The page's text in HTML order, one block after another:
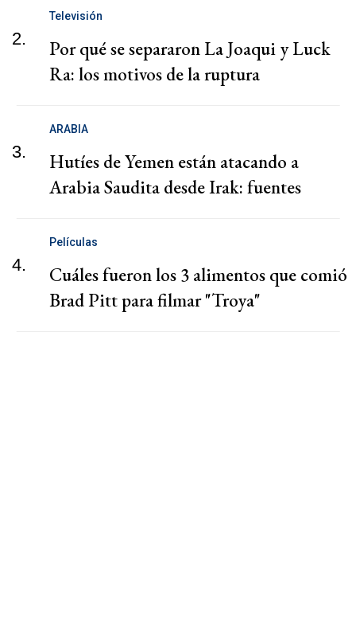
2.
Televisión
Por qué se separaron La Joaqui y Luck
Ra: los motivos de la ruptura
3.
ARABIA
Hutíes de Yemen están atacando a
Arabia Saudita desde Irak: fuentes
4.
Películas
Cuáles fueron los 3 alimentos que comió
Brad Pitt para filmar "Troya"